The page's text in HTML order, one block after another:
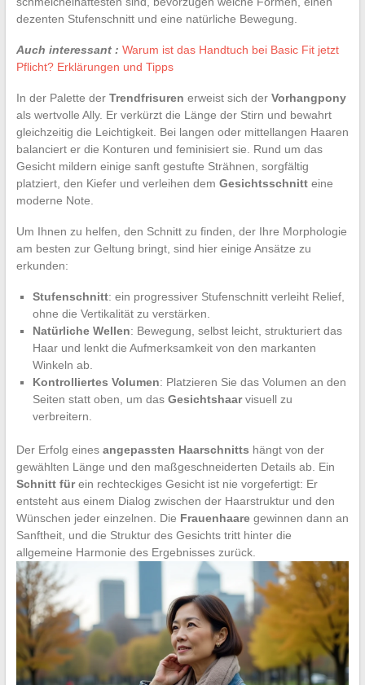
dezenten Stufenschnitt und eine natürliche Bewegung.
Auch interessant : Warum ist das Handtuch bei Basic Fit jetzt
Pflicht? Erklärungen und Tipps
In der Palette der Trendfrisuren erweist sich der Vorhangpony
als wertvolle Ally. Er verkürzt die Länge der Stirn und bewahrt
gleichzeitig die Leichtigkeit. Bei langen oder mittellangen Haaren
balanciert er die Konturen und feminisiert sie. Rund um das
Gesicht mildern einige sanft gestufte Strähnen, sorgfältig
platziert, den Kiefer und verleihen dem Gesichtsschnitteine
moderne Note.
Um Ihnen zu helfen, den Schnitt zu finden, der Ihre Morphologie
am besten zur Geltung bringt, sind hier einige Ansätze zu
erkunden:
Stufenschnitt: ein progressiver Stufenschnitt verleiht Relief,
ohne die Vertikalität zu verstärken.
Natürliche Wellen: Bewegung, selbst leicht, strukturiert das
Haar und lenkt die Aufmerksamkeit von den markanten
Winkeln ab.
Kontrolliertes Volumen: Platzieren Sie das Volumen an den
Seiten statt oben, um das Gesichtshaarvisuell zu
verbreitern.
Der Erfolg eines angepassten Haarschnitts hängt von der
gewählten Länge und den maßgeschneiderten Details ab. Ein
Schnitt fürein rechteckiges Gesicht ist nie vorgefertigt: Er
entsteht aus einem Dialog zwischen der Haarstruktur und den
Wünschen jeder einzelnen. Die Frauenhaaregewinnen dann an
Sanftheit, und die Struktur des Gesichts tritt hinter die
allgemeine Harmonie des Ergebnisses zurück.